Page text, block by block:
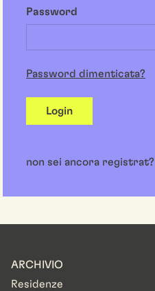
Password
Password dimenticata?
Login
non sei ancora registrat?
ARCHIVIO
Residenze